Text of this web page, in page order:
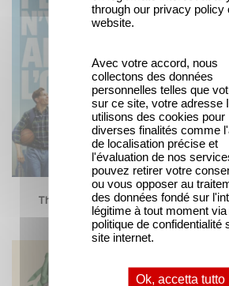
The American Dream Il
through our privacy policy
website.
Avec votre accord, nous
collectons des données
personnelles telles que
sur ce site, votre adresse
utilisons des cookies pour
diverses finalités comme
de localisation précise et
l'évaluation de nos
pouvez retirer votre
ou vous opposer au
des données fondé sur
légitime à tout moment
politique de confidentialité
site internet.
Ok, accetta tutto